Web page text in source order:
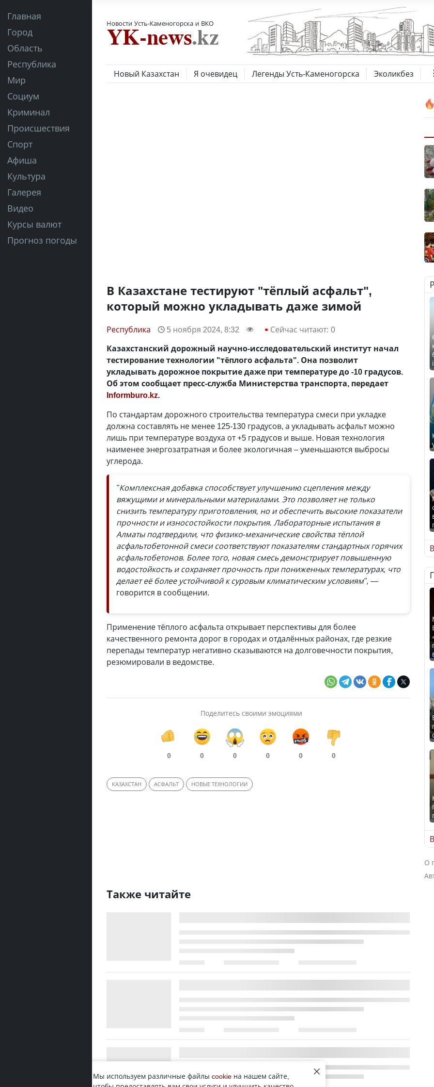
Главная
Город
Область
Республика
Мир
Социум
Криминал
Происшествия
Спорт
Афиша
Культура
Галерея
Видео
Курсы валют
Прогноз погоды
Новости Усть-Каменогорска и ВКО
Новый Казахстан Я очевидец Легенды Усть-Каменогорска Эколикбез
В Казахстане тестируют "тёплый асфальт",
который можно укладывать даже зимой
Республика 5 ноября 2024, 8:32 Сейчас читают: 0
Казахстанский дорожный научно-исследовательский институт начал
тестирование технологии "тёплого асфальта". Она позволит
укладывать дорожное покрытие даже при температуре до -10 градусов.
Об этом сообщает пресс-служба Министерства транспорта, передает
Informburo.kz.
По стандартам дорожного строительства температура смеси при укладке
должна составлять не менее 125-130 градусов, а укладывать асфальт можно
лишь при температуре воздуха от +5 градусов и выше. Новая технология
наименее энергозатратная и более экологичная – уменьшаются выбросы
углерода.
"Комплексная добавка способствует улучшению сцепления между
вяжущими и минеральными материалами. Это позволяет не только
снизить температуру приготовления, но и обеспечить высокие показатели
прочности и износостойкости покрытия. Лабораторные испытания в
Алматы подтвердили, что физико-механические свойства тёплой
асфальтобетонной смеси соответствуют показателям стандартных горячих
асфальтобетонов. Более того, новая смесь демонстрирует повышенную
водостойкость и сохраняет прочность при пониженных температурах, что
делает её более устойчивой к суровым климатическим условиям", —
говорится в сообщении.
Применение тёплого асфальта открывает перспективы для более
качественного ремонта дорог в городах и отдалённых районах, где резкие
перепады температур негативно сказываются на долговечности покрытия,
резюмировали в ведомстве.
Поделитесь своими эмоциями
0 0 0 0 0 0
КАЗАХСТАН АСФАЛЬТ НОВЫЕ ТЕХНОЛОГИИ
Также читайте
О
Мы используем различные файлы cookie на нашем сайте,